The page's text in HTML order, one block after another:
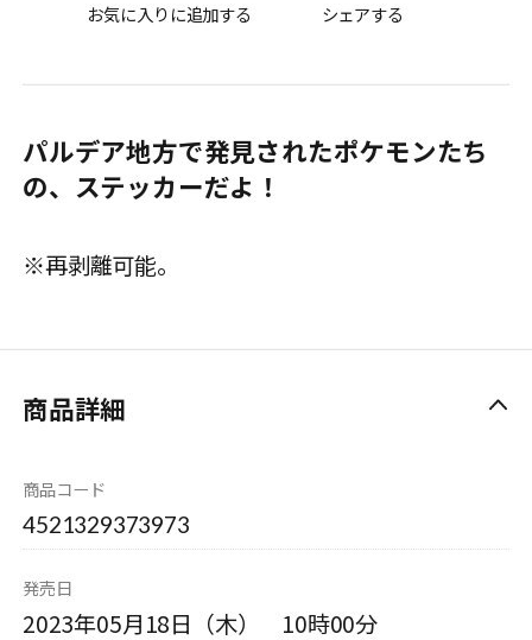
お気に入りに追加する シェアする
パルデア地方で発見されたポケモンたち
の、ステッカーだよ！
※再剥離可能。
商品詳細
商品コード
4521329373973
発売日
2023年05月18日（木） 10時00分